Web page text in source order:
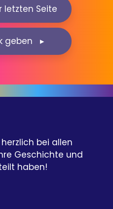
geben ▸
bei allen
Geschichte und
haben!